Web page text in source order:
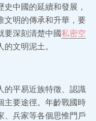
中國的延續和發展，
文明的傳承和升華，要
要深刻清楚中國私密空
文明泥土。
的平易近族特徵、認識
主要途徑。年齡戰國時
、兵家等各個思惟門戶